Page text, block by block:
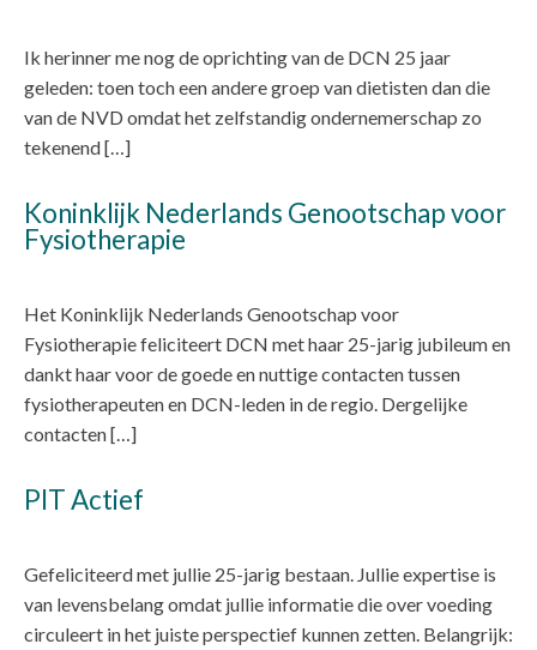
Ik herinner me nog de oprichting van de DCN 25 jaar
geleden: toen toch een andere groep van dietisten dan die
van de NVD omdat het zelfstandig ondernemerschap zo
tekenend […]
Koninklijk Nederlands Genootschap voor
Fysiotherapie
Het Koninklijk Nederlands Genootschap voor
Fysiotherapie feliciteert DCN met haar 25-jarig jubileum en
dankt haar voor de goede en nuttige contacten tussen
fysiotherapeuten en DCN-leden in de regio. Dergelijke
contacten […]
PIT Actief
Gefeliciteerd met jullie 25-jarig bestaan. Jullie expertise is
van levensbelang omdat jullie informatie die over voeding
circuleert in het juiste perspectief kunnen zetten. Belangrijk: